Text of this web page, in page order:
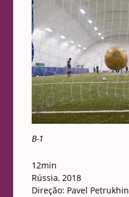
B-1
12min
Rússia, 2018
Direção: Pavel Petrukhin